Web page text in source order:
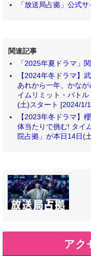
「放送局占拠」公式サ
関連記事
「2025年夏ドラマ」
【2024年冬ドラマ】
あれから一年、かな
イムリミット・バト
(土)スタート [2024/1/
【2023年冬ドラマ】
体当たりで挑む! タイ
院占拠」が本日14日(
アク